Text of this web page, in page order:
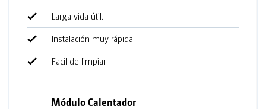
Larga vida útil.
Instalación muy rápida.
Facil de limpiar.
Módulo Calentador
Equipamiento